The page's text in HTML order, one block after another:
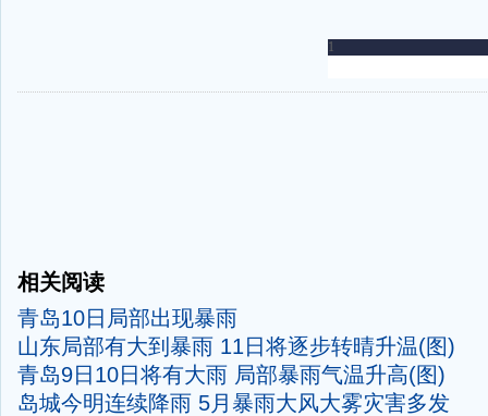
-
相关阅读
青岛10日局部出现暴雨
山东局部有大到暴雨 11日将逐步转晴升温(图)
青岛9日10日将有大雨 局部暴雨气温升高(图)
岛城今明连续降雨 5月暴雨大风大雾灾害多发